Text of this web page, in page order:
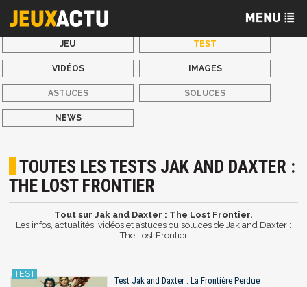
JEU TEST
VIDÉOS IMAGES
ASTUCES SOLUCES
NEWS
TOUTES LES TESTS JAK AND DAXTER :
THE LOST FRONTIER
Tout sur Jak and Daxter : The Lost Frontier.
Les infos, actualités, vidéos et astuces ou soluces de Jak and Daxter :
The Lost Frontier
Test Jak and Daxter : La Frontière Perdue